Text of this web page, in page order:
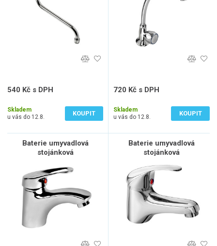
540 Kč s DPH
Skladem
u vás do 12.8.
KOUPIT
720 Kč s DPH
Skladem
u vás do 12.8.
KOUPIT
Baterie umyvadlová
stojánková
Baterie umyvadlová
stojánková